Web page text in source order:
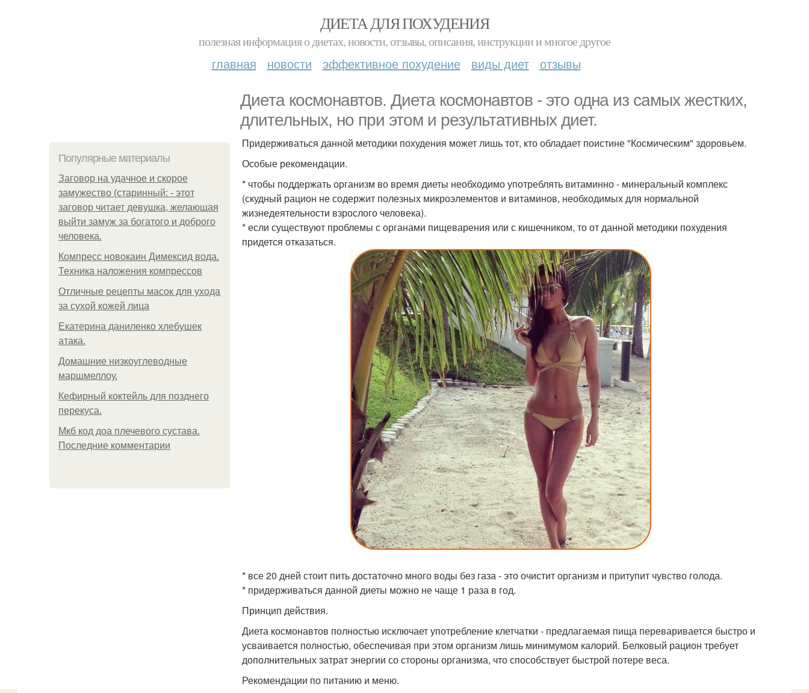
ДИЕТА ДЛЯ ПОХУДЕНИЯ
полезная информация о диетах, новости, отзывы, описания, инструкции и многое другое
главная новости эффективное похудение виды диет отзывы
Диета космонавтов. Диета космонавтов - это одна из самых жестких,
длительных, но при этом и результативных диет.
Популярные материалы
Заговор на удачное и скорое
замужество (старинный: - этот
заговор читает девушка, желающая
выйти замуж за богатого и доброго
человека.
Компресс новокаин Димексид вода.
Техника наложения компрессов
Отличные рецепты масок для ухода
за сухой кожей лица
Екатерина даниленко хлебушек
атака.
Домашние низкоуглеводные
маршмеллоу.
Кефирный коктейль для позднего
перекуса.
Мкб код доа плечевого сустава.
Последние комментарии
Придерживаться данной методики похудения может лишь тот, кто обладает поистине "Космическим" здоровьем.
Особые рекомендации.
* чтобы поддержать организм во время диеты необходимо употреблять витаминно - минеральный комплекс
(скудный рацион не содержит полезных микроэлементов и витаминов, необходимых для нормальной
жизнедеятельности взрослого человека).
* если существуют проблемы с органами пищеварения или с кишечником, то от данной методики похудения
придется отказаться.
* все 20 дней стоит пить достаточно много воды без газа - это очистит организм и притупит чувство голода.
* придерживаться данной диеты можно не чаще 1 раза в год.
Принцип действия.
Диета космонавтов полностью исключает употребление клетчатки - предлагаемая пища переваривается быстро и
усваивается полностью, обеспечивая при этом организм лишь минимумом калорий. Белковый рацион требует
дополнительных затрат энергии со стороны организма, что способствует быстрой потере веса.
Рекомендации по питанию и меню.